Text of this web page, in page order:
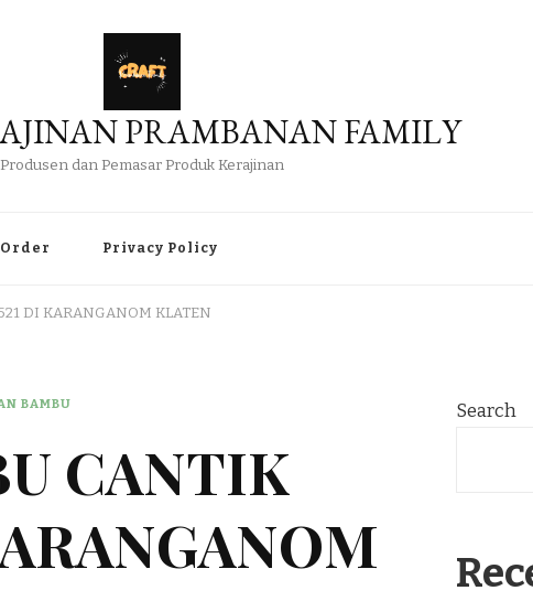
PRAMBANAN FAMILY
Produsen dan Pemasar Produk Kerajinan
Privacy Policy
DI KARANGANOM KLATEN
BAMBU
CANTIK
Search